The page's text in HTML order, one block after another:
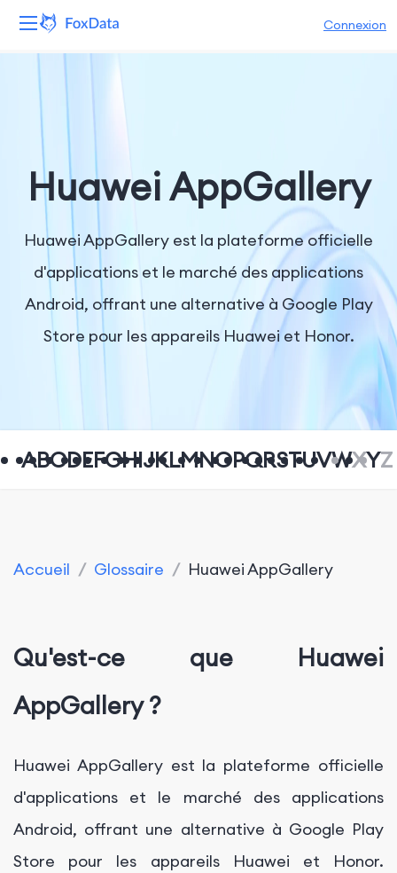
Connexion
Solutions
Ressources
Tarifs
Entreprise
Huawei AppGallery
Huawei AppGallery est la plateforme officielle
d'applications et le marché des applications
Android, offrant une alternative à Google Play
Store pour les appareils Huawei et Honor.
ABCDEFGHIJKLMNOPQRSTUVWXYZ
Accueil / Glossaire / Huawei AppGallery
Qu'est-ce que Huawei
AppGallery ?
Huawei AppGallery est la plateforme officielle
d'applications et le marché des applications
Android, offrant une alternative à Google Play
Store pour les appareils Huawei et Honor.